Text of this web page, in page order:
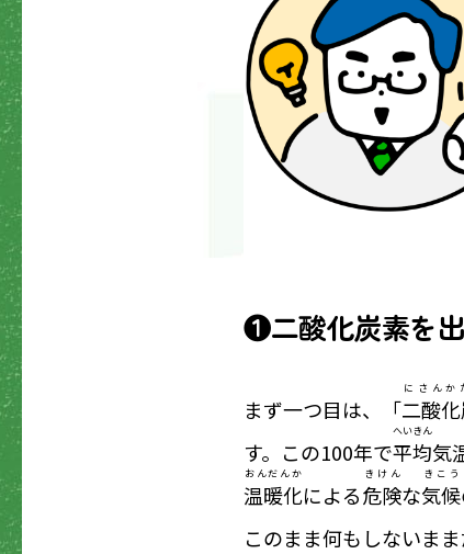
❶二酸化炭素を
まず一つ目は、「二酸
にさんか
す。この100年で平均
へいきん
気
温暖化
おんだんか
による危険
きけん
な気候
きこう
このまま何もしないま